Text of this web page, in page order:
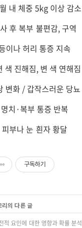
내 체중 5kg 이상 감소
후 복부 불편감, 구역
이나 허리 통증 지속
색 진해짐, 변 색 연해짐
변화 / 갑작스러운 당뇨
명치·복부 통증 반복
피부나 눈 흰자 황달
구독하기
리의 다른 글
적 요인에 대한 영향과 확률 분석